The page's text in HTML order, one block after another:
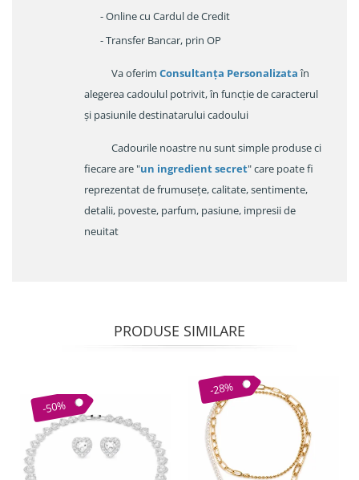
- Online cu Cardul de Credit
- Transfer Bancar, prin OP
Va oferim Consultanța Personalizataîn
alegerea cadoulul potrivit, în funcție de caracterul
și pasiunile destinatarului cadoului
Cadourile noastre nu sunt simple produse ci
fiecare are "un ingredient secret" care poate fi
reprezentat de frumusețe, calitate, sentimente,
detalii, poveste, parfum, pasiune, impresii de
neuitat
PRODUSE SIMILARE
-50%
-28%